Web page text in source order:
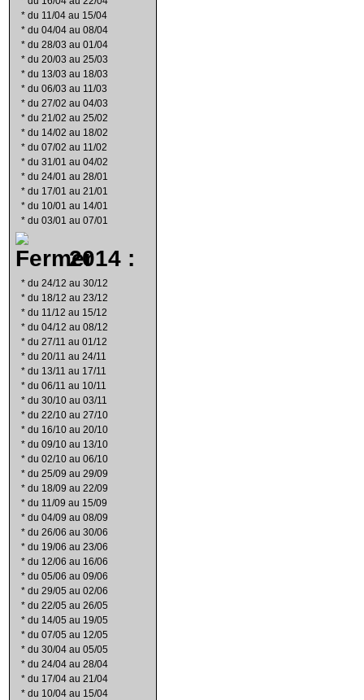
* du 11/04 au 15/04
* du 04/04 au 08/04
* du 28/03 au 01/04
* du 20/03 au 25/03
* du 13/03 au 18/03
* du 06/03 au 11/03
* du 27/02 au 04/03
* du 21/02 au 25/02
* du 14/02 au 18/02
* du 07/02 au 11/02
* du 31/01 au 04/02
* du 24/01 au 28/01
* du 17/01 au 21/01
* du 10/01 au 14/01
* du 03/01 au 07/01
2014 :
* du 24/12 au 30/12
* du 18/12 au 23/12
* du 11/12 au 15/12
* du 04/12 au 08/12
* du 27/11 au 01/12
* du 20/11 au 24/11
* du 13/11 au 17/11
* du 06/11 au 10/11
* du 30/10 au 03/11
* du 22/10 au 27/10
* du 16/10 au 20/10
* du 09/10 au 13/10
* du 02/10 au 06/10
* du 25/09 au 29/09
* du 18/09 au 22/09
* du 11/09 au 15/09
* du 04/09 au 08/09
* du 26/06 au 30/06
* du 19/06 au 23/06
* du 12/06 au 16/06
* du 05/06 au 09/06
* du 29/05 au 02/06
* du 22/05 au 26/05
* du 14/05 au 19/05
* du 07/05 au 12/05
* du 30/04 au 05/05
* du 24/04 au 28/04
* du 17/04 au 21/04
* du 10/04 au 15/04